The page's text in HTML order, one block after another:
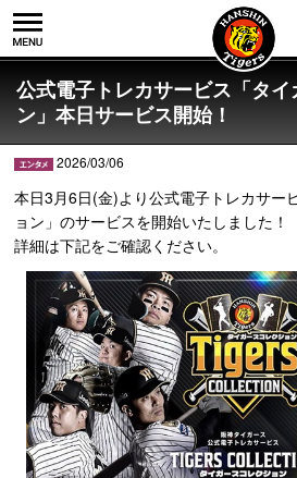
公式電子トレカサービス「タイ
ン」本日サービス開始！
2026/03/06
本日3月6日(金)より公式電子トレカサー
ョン」のサービスを開始いたしました！
詳細は下記をご確認ください。